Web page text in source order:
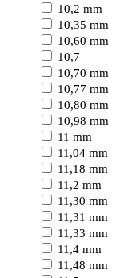
10,2 mm
10,35 mm
10,60 mm
10,7
10,70 mm
10,77 mm
10,80 mm
10,98 mm
11 mm
11,04 mm
11,18 mm
11,2 mm
11,30 mm
11,31 mm
11,33 mm
11,4 mm
11,48 mm